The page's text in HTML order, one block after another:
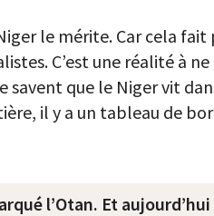
le mérite. Car cela fait
C’est une réalité à
savent que le Niger vit
il y a un tableau de
l’Otan. Et